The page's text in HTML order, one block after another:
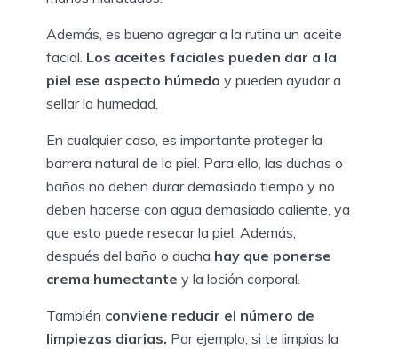
Además, es bueno agregar a la rutina un aceite
facial. Los aceites faciales pueden dar a la
piel ese aspecto húmedo y pueden ayudar a
sellar la humedad.
En cualquier caso, es importante proteger la
barrera natural de la piel. Para ello, las duchas o
baños no deben durar demasiado tiempo y no
deben hacerse con agua demasiado caliente, ya
que esto puede resecar la piel. Además,
después del baño o ducha hay que ponerse
crema humectante y la loción corporal.
También conviene reducir el número de
limpiezas diarias. Por ejemplo, si te limpias la